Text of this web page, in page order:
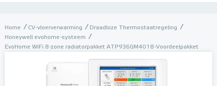
Home CV-vloerverwarming
Draadloze Thermostaatregeling
Honeywell evohome-systeem
EvoHome WiFi 8-zone radiatorpakket ATP936GM4018-Voordeelpakket
Setprijs